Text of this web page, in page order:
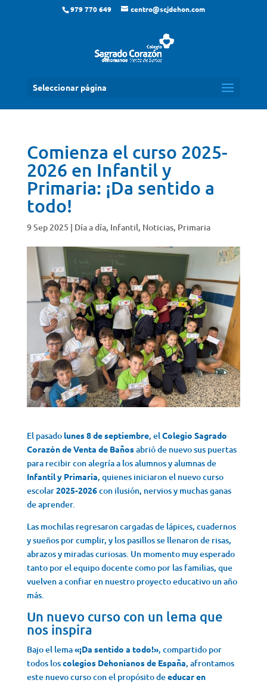
979 770 649 centro@scjdehon.com
Seleccionar página
Comienza el curso 2025-
2026 en Infantil y
Primaria: ¡Da sentido a
todo!
9 Sep 2025 | Día a día, Infantil, Noticias, Primaria
El pasado lunes 8 de septiembre, elColegio Sagrado
Corazón de Venta de Bañosabrió de nuevo sus puertas
para recibir con alegría a los alumnos y alumnas de
Infantil y Primaria, quienes iniciaron el nuevo curso
escolar2025-2026con ilusión, nervios y muchas ganas
de aprender.
Las mochilas regresaron cargadas de lápices, cuadernos
y sueños por cumplir, y los pasillos se llenaron de risas,
abrazos y miradas curiosas. Un momento muy esperado
tanto por el equipo docente como por las familias, que
vuelven a confiar en nuestro proyecto educativo un año
más.
Un nuevo curso con un lema que
nos inspira
Bajo el lema«¡Da sentido a todo!», compartido por
todos loscolegios Dehonianos de España, afrontamos
este nuevo curso con el propósito deeducar en